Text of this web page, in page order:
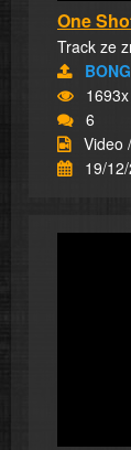
One
Track ze
1693x
6
Video
19/